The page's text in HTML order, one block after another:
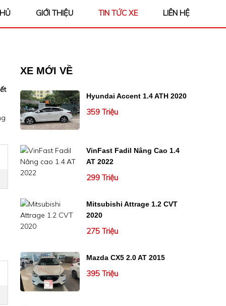
GIỚI THIỆU TIN TỨC XE LIÊN HỆ
XE MỚI VỀ
Hyundai Accent 1.4 ATH 2020
359 Triệu
VinFast Fadil Nâng Cao 1.4
AT 2022
299 Triệu
Mitsubishi Attrage 1.2 CVT
2020
275 Triệu
Mazda CX5 2.0 AT 2015
395 Triệu